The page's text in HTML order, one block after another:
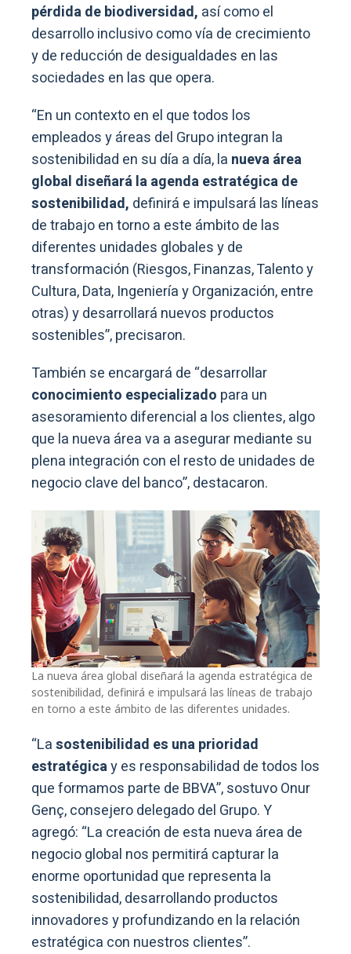
pérdida de biodiversidad, así como el
desarrollo inclusivo como vía de crecimiento
y de reducción de desigualdades en las
sociedades en las que opera.
“En un contexto en el que todos los
empleados y áreas del Grupo integran la
sostenibilidad en su día a día, la nueva área
global diseñará la agenda estratégica de
sostenibilidad, definirá e impulsará las líneas
de trabajo en torno a este ámbito de las
diferentes unidades globales y de
transformación (Riesgos, Finanzas, Talento y
Cultura, Data, Ingeniería y Organización, entre
otras) y desarrollará nuevos productos
sostenibles”, precisaron.
También se encargará de “desarrollar
conocimiento especializado para un
asesoramiento diferencial a los clientes, algo
que la nueva área va a asegurar mediante su
plena integración con el resto de unidades de
negocio clave del banco”, destacaron.
La nueva área global diseñará la agenda estratégica de
sostenibilidad, definirá e impulsará las líneas de trabajo
en torno a este ámbito de las diferentes unidades.
“Lasostenibilidad es una prioridad
estratégicay es responsabilidad de todos los
que formamos parte de BBVA”, sostuvo Onur
Genç, consejero delegado del Grupo. Y
agregó: “La creación de esta nueva área de
negocio global nos permitirá capturar la
enorme oportunidad que representa la
sostenibilidad, desarrollando productos
innovadores y profundizando en la relación
estratégica con nuestros clientes”.